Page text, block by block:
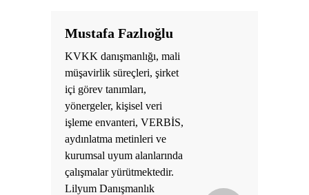
Mustafa Fazlıoğlu
KVKK danışmanlığı, mali
müşavirlik süreçleri, şirket
içi görev tanımları,
yönergeler, kişisel veri
işleme envanteri, VERBİS,
aydınlatma metinleri ve
kurumsal uyum alanlarında
çalışmalar yürütmektedir.
Lilyum Danışmanlık